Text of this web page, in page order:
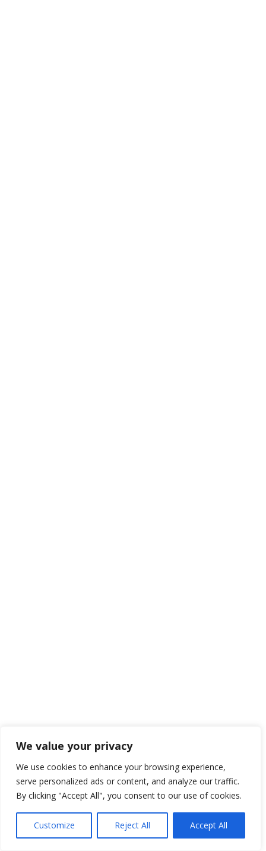
We value your privacy
We use cookies to enhance your browsing experience,
serve personalized ads or content, and analyze our traffic.
By clicking "Accept All", you consent to our use of cookies.
Customize Reject All Accept All